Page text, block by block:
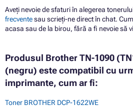
Aveți nevoie de sfaturi în alegerea
frecventesau scrieți-ne direct în chat.
acasa sau de la birou, fără a fi nevoie să
Produsul Brother TN-1090
(negru) este compatibil cu
imprimante, cum ar fi:
Toner BROTHER DCP-1622WE